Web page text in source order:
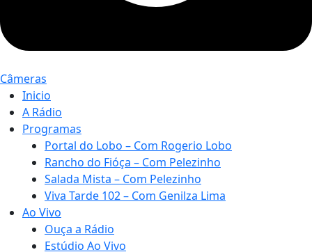
Câmeras
Inicio
A Rádio
Programas
Portal do Lobo – Com Rogerio Lobo
Rancho do Fióça – Com Pelezinho
Salada Mista – Com Pelezinho
Viva Tarde 102 – Com Genilza Lima
Ao Vivo
Ouça a Rádio
Estúdio Ao Vivo